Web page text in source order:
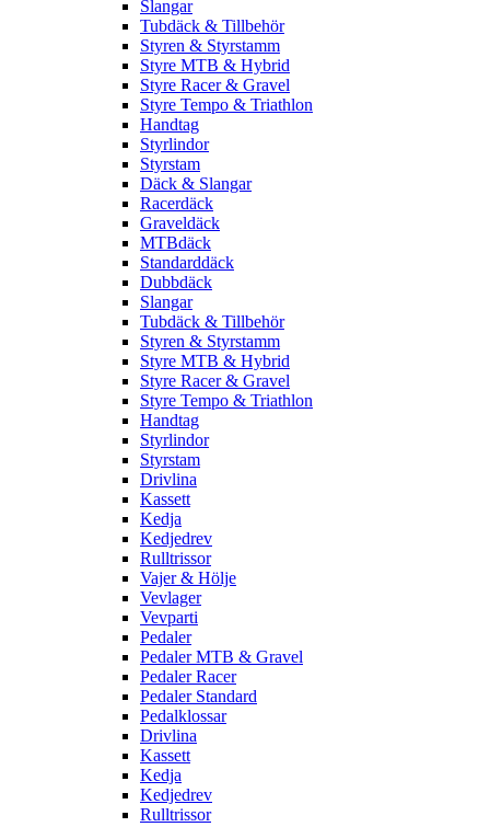
Slangar
Tubdäck & Tillbehör
Styren & Styrstamm
Styre MTB & Hybrid
Styre Racer & Gravel
Styre Tempo & Triathlon
Handtag
Styrlindor
Styrstam
Däck & Slangar
Racerdäck
Graveldäck
MTBdäck
Standarddäck
Dubbdäck
Slangar
Tubdäck & Tillbehör
Styren & Styrstamm
Styre MTB & Hybrid
Styre Racer & Gravel
Styre Tempo & Triathlon
Handtag
Styrlindor
Styrstam
Drivlina
Kassett
Kedja
Kedjedrev
Rulltrissor
Vajer & Hölje
Vevlager
Vevparti
Pedaler
Pedaler MTB & Gravel
Pedaler Racer
Pedaler Standard
Pedalklossar
Drivlina
Kassett
Kedja
Kedjedrev
Rulltrissor